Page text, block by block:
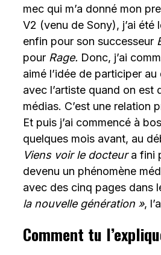
mec qui m’a donné mon
V2 (venu de Sony), j’ai été
enfin pour son successeur
pour Rage. Donc, j’ai
aimé l’idée de participer
avec l’artiste quand on
médias. C’est une relation
Et puis j’ai commencé à
quelques mois avant, au
Viens voir le docteura fini
devenu un phénomène
avec des cinq pages dans
la nouvelle génération »,
Comment tu